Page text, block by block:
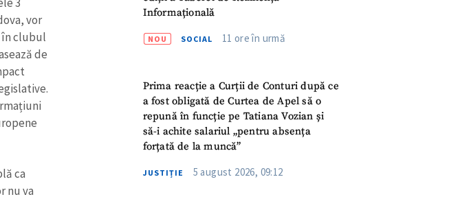
vor
în clubul
de
ca
nu va
Informațională
NOU SOCIAL 11 ore în urmă
Prima reacție a Curții de Conturi după ce
a fost obligată de Curtea de Apel să o
repună în funcție pe Tatiana Vozian și
să-i achite salariul „pentru absența
forțată de la muncă”
JUSTIȚIE 5 august 2026, 09:12
+ Numele meu
+ Emailul meu
+ Telefon personal
Am citit și sunt de acord cupolitica de